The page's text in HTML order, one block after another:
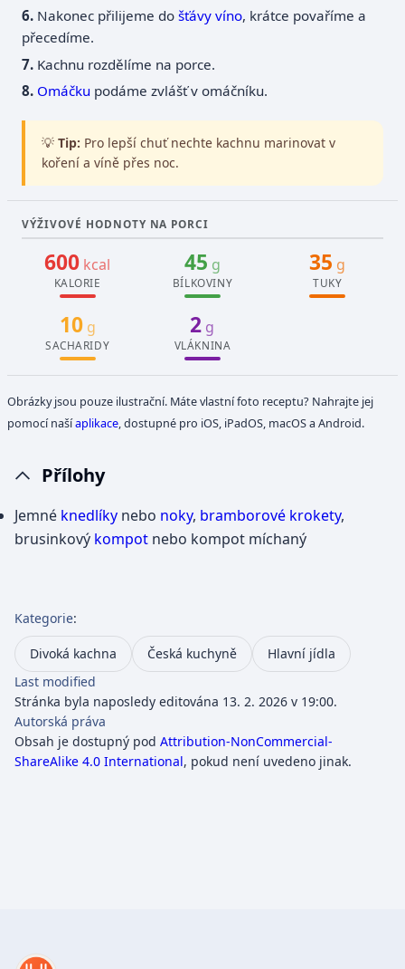
Nakonec přilijeme došťávy víno, krátce povaříme a
přecedíme.
Kachnu rozdělíme na porce.
Omáčku podáme zvlášť v omáčníku.
💡 Tip: Pro lepší chuť nechte kachnu marinovat v
koření a víně přes noc.
VÝŽIVOVÉ HODNOTY NA PORCI
600 kcal
KALORIE
45 g
BÍLKOVINY
35 g
TUKY
10g
SACHARIDY
2 g
VLÁKNINA
Obrázky jsou pouze ilustrační. Máte vlastní foto receptu? Nahrajte jej
pomocí našíaplikace, dostupné pro iOS, iPadOS, macOS a Android.
Přílohy
Jemné knedlíky nebo noky, bramborové krokety,
brusinkový kompot nebo kompot míchaný
Kategorie:
Divoká kachna Česká kuchyně
Hlavní jídla
Last modified
Stránka byla naposledy editována 13. 2. 2026 v 19:00.
Autorská práva
Obsah je dostupný pod Attribution-NonCommercial-
ShareAlike 4.0 International, pokud není uvedeno jinak.